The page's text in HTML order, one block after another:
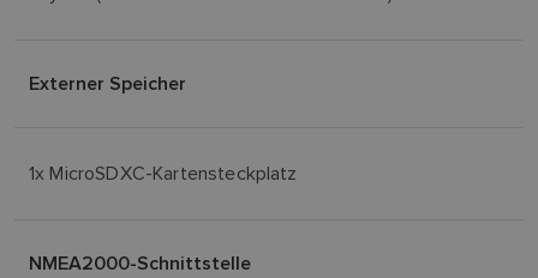
Externer Speicher
1x MicroSDXC-Kartensteckplatz
NMEA2000-Schnittstelle